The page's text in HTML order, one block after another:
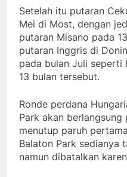
Setelah itu putaran
Mei di Most, dengan
putaran Misano pada
putaran Inggris di
pada bulan Juli seperti
13 bulan tersebut.
Ronde perdana
Park akan
menutup paruh
Balaton Park sedianya
namun dibatalkan